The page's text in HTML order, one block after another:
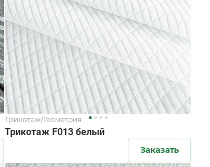
Трикотаж/Геометрия
Трикотаж F013 белый
Заказать